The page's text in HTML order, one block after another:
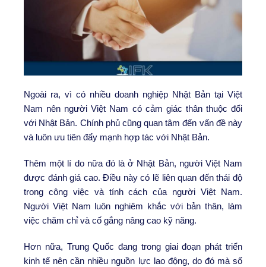
Ngoài ra, vì có nhiều doanh nghiệp Nhật Bản tại Việt
Nam nên người Việt Nam có cảm giác thân thuộc đối
với Nhật Bản. Chính phủ cũng quan tâm đến vấn đề này
và luôn ưu tiên đẩy mạnh hợp tác với Nhật Bản.
Thêm một lí do nữa đó là ở Nhật Bản, người Việt Nam
được đánh giá cao. Điều này có lẽ liên quan đến thái độ
trong công việc và tính cách của người Việt Nam.
Người Việt Nam luôn nghiêm khắc với bản thân, làm
việc chăm chỉ và cố gắng nâng cao kỹ năng.
Hơn nữa, Trung Quốc đang trong giai đoạn phát triển
kinh tế nên cần nhiều nguồn lực lao động, do đó mà số